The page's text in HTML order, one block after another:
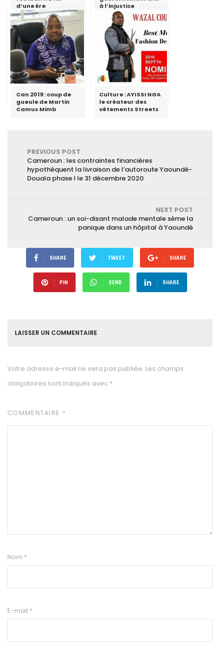
d’une ère
à l’injustice
Can 2019 : coup de
gueule de Martin
Camus Mimb
Culture : AYISSI NGA
le créateur des
vêtements Streets
PREVIOUS POST
Cameroun : les contraintes financières
hypothèquent la livraison de l’autoroute Yaoundé-
Douala phase I le 31 décembre 2020
NEXT POST
Cameroun : un soi-disant malade mentale sème la
panique dans un hôpital à Yaoundé
SHARE TWEET SHARE
PIN SEND SHARE
LAISSER UN COMMENTAIRE
Votre adresse e-mail ne sera pas publiée. Les champs
obligatoires sont indiqués avec *
COMMENTAIRE *
Nom *
E-mail *